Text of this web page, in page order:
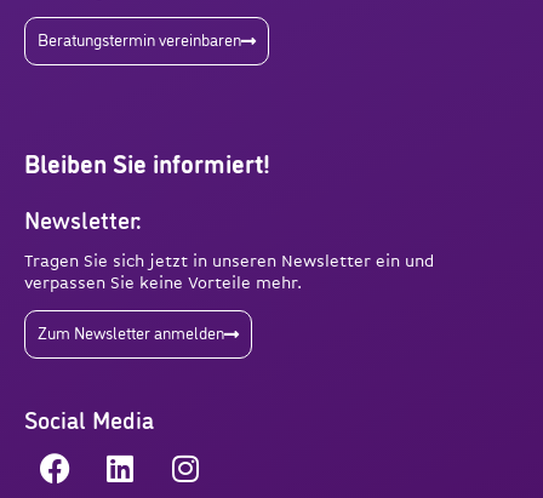
Beratungstermin vereinbaren
Bleiben Sie informiert!
Newsletter:
Tragen Sie sich jetzt in unseren Newsletter ein und
verpassen Sie keine Vorteile mehr.
Zum Newsletter anmelden
Social Media